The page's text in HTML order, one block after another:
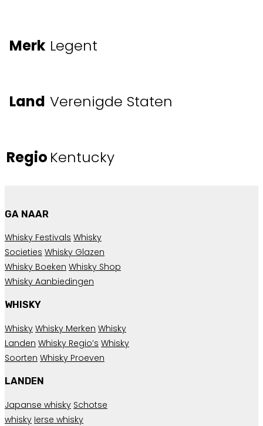
Merk Legent
Land Verenigde Staten
Regio Kentucky
GA NAAR
Whisky Festivals Whisky
Societies Whisky Glazen
Whisky Boeken Whisky Shop
Whisky Aanbiedingen
WHISKY
Whisky Whisky Merken Whisky
Landen Whisky Regio’s Whisky
Soorten Whisky Proeven
LANDEN
Japanse whisky Schotse
whisky Ierse whisky